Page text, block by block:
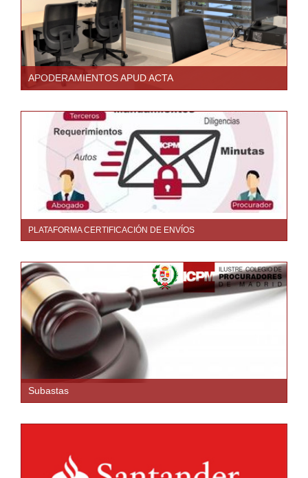
APODERAMIENTOS APUD ACTA
PLATAFORMA CERTIFICACIÓN DE ENVÍOS
Subastas